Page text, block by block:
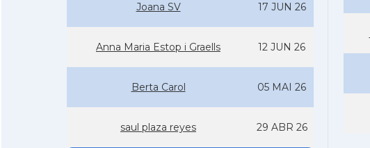
Joana SV 17 JUN 26
Anna Maria Estop i Graells 12 JUN 26
Berta Carol 05 MAI 26
saul plaza reyes 29 ABR 26